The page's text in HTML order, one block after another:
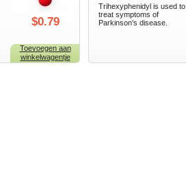
$0.79
Toevoegen aan
winkelwagentje
Trihexyphenidyl is used to
treat symptoms of
Parkinson's disease.